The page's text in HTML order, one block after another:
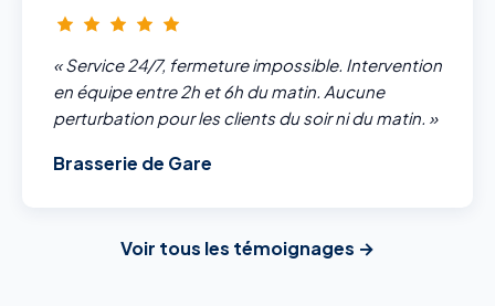
« Service 24/7, fermeture impossible. Intervention
en équipe entre 2h et 6h du matin. Aucune
perturbation pour les clients du soir ni du matin. »
Brasserie de Gare
Voir tous les témoignages →